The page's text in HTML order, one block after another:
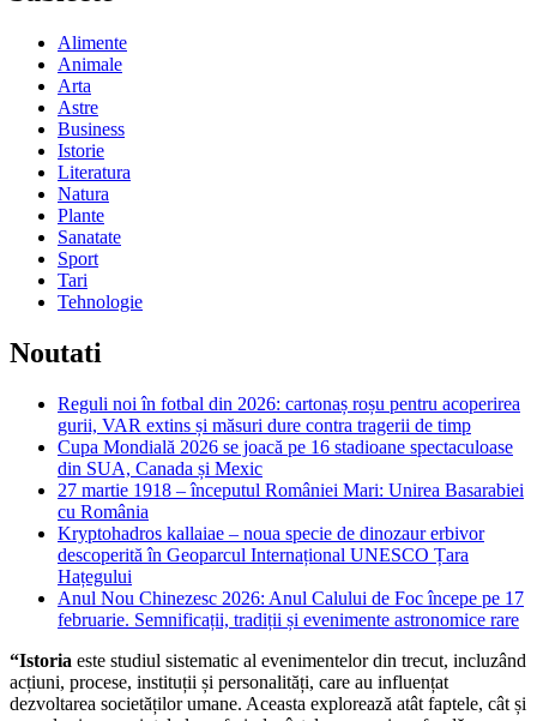
Alimente
Animale
Arta
Astre
Business
Istorie
Literatura
Natura
Plante
Sanatate
Sport
Tari
Tehnologie
Noutati
Reguli noi în fotbal din 2026: cartonaș roșu pentru acoperirea
gurii, VAR extins și măsuri dure contra tragerii de timp
Cupa Mondială 2026 se joacă pe 16 stadioane spectaculoase
din SUA, Canada și Mexic
27 martie 1918 – începutul României Mari: Unirea Basarabiei
cu România
Kryptohadros kallaiae – noua specie de dinozaur erbivor
descoperită în Geoparcul Internațional UNESCO Țara
Hațegului
Anul Nou Chinezesc 2026: Anul Calului de Foc începe pe 17
februarie. Semnificații, tradiții și evenimente astronomice rare
“Istoria este studiul sistematic al evenimentelor din trecut, incluzând
acțiuni, procese, instituții și personalități, care au influențat
dezvoltarea societăților umane. Aceasta explorează atât faptele, cât și